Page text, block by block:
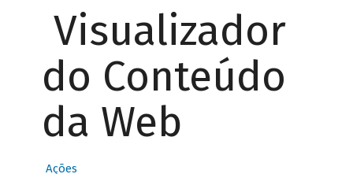
Visualizador
do Conteúdo
da Web
Ações